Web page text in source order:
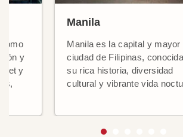
y
y
Manila
Manila es la capital y mayor
ciudad de Filipinas,
su rica historia, diversidad
cultural y vibrante vida